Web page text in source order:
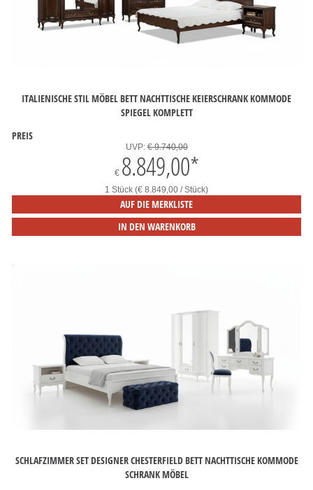
ITALIENISCHE STIL MÖBEL BETT NACHTTISCHE KEIERSCHRANK KOMMODE
SPIEGEL KOMPLETT
PREIS
UVP:€ 9.740,00
€ 8.849,00*
1 Stück (€ 8.849,00 / Stück)
AUF DIE MERKLISTE
IN DEN WARENKORB
SCHLAFZIMMER SET DESIGNER CHESTERFIELD BETT NACHTTISCHE KOMMODE
SCHRANK MÖBEL